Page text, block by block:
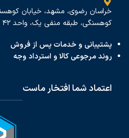
کوهسنگی، طبقه منفی یک، واحد ۴۲
پشتیبانی و خدمات پس از فروش
روند مرجوعی کالا و استرداد وجه
اعتماد شما افتخار ماست